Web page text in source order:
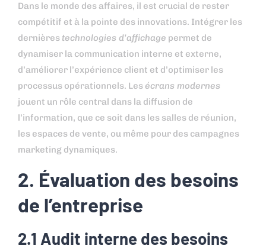
Dans le monde des affaires, il est crucial de rester
compétitif et à la pointe des innovations. Intégrer les
dernières technologies d’affichage permet de
dynamiser la communication interne et externe,
d’améliorer l’expérience client et d’optimiser les
processus opérationnels. Lesécrans modernes
jouent un rôle central dans la diffusion de
l’information, que ce soit dans les salles de réunion,
les espaces de vente, ou même pour des campagnes
marketing dynamiques.
2. Évaluation des besoins
de l’entreprise
2.1 Audit interne des besoins